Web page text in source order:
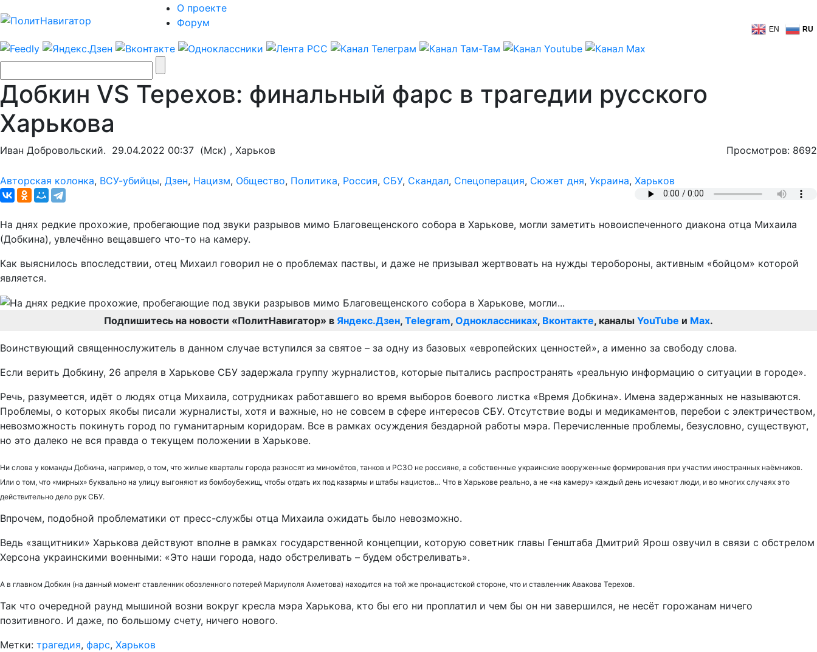
О проекте
Форум
EN RU
Добкин VS Tepexoв: финальный фарс в трагедии русского
Харькова
Иван Добровольский. 29.04.2022 00:37 (Мск) , Харьков Просмотров: 8692
Авторская колонка, ВСУ-убийцы, Дзен, Нацизм, Общество, Политика, Россия, СБУ, Скандал, Спецоперация, Сюжет дня, Украина, Харьков
На днях редкие прохожие, пробегающие под звуки разрывов мимо Благовещенского собора в Харькове, могли заметить новоиспеченного диакона отца Михаила
(Добкина), увлечённо вещавшего что-то на камеру.
Как выяснилось впоследствии, отец Михаил говорил не о проблемах паствы, и даже не призывал жертвовать на нужды теробороны, активным «бойцом» которой
является.
Подпишитесь на новости «ПолитНавигатор» в Яндекс.Дзен, Telegram, Одноклассниках, Вконтакте, каналы YouTube и Max.
Воинствующий священнослужитель в данном случае вступился за святое – за одну из базовых «европейских ценностей», а именно за свободу слова.
Если верить Добкину, 26 апреля в Харькове СБУ задержала группу журналистов, которые пытались распространять «реальную информацию о ситуации в городе».
Речь, разумеется, идёт о людях отца Михаила, сотрудниках работавшего во время выборов боевого листка «Время Добкина». Имена задержанных не называются.
Проблемы, о которых якобы писали журналисты, хотя и важные, но не совсем в сфере интересов СБУ. Отсутствие воды и медикаментов, перебои с электричеством,
невозможность покинуть город по гуманитарным коридорам. Все в рамках осуждения бездарной работы мэра. Перечисленные проблемы, безусловно, существуют,
но это далеко не вся правда о текущем положении в Харькове.
Ни слова у команды Добкина, например, о том, что жилые кварталы города разносят из миномётов, танков и РСЗО не россияне, а собственные украинские вооруженные формирования при участии иностранных наёмников.
Или о том, что «мирных» буквально на улицу выгоняют из бомбоубежищ, чтобы отдать их под казармы и штабы нацистов… Что в Харькове реально, а не «на камеру» каждый день исчезают люди, и во многих случаях это
действительно дело рук СБУ.
Впрочем, подобной проблематики от пресс-службы отца Михаила ожидать было невозможно.
Ведь «защитники» Харькова действуют вполне в рамках государственной концепции, которую советник главы Генштаба Дмитрий Ярош озвучил в связи с обстрелом
Херсона украинскими военными: «Это наши города, надо обстреливать – будем обстреливать».
А в главном Добкин (на данный момент ставленник обозленного потерей Мариуполя Ахметова) находится на той же пронацистской стороне, что и ставленник Авакова Терехов.
Так что очередной раунд мышиной возни вокруг кресла мэра Харькова, кто бы его ни проплатил и чем бы он ни завершился, не несёт горожанам ничего
позитивного. И даже, по большому счету, ничего нового.
Метки: трагедия, фарс, Харьков